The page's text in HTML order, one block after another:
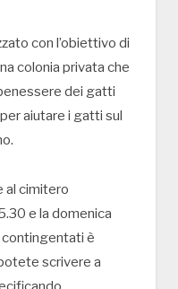
con l’obiettivo di
colonia privata che
dei gatti
aiutare i gatti sul
al cimitero
e la domenica
contingentati è
scrivere a